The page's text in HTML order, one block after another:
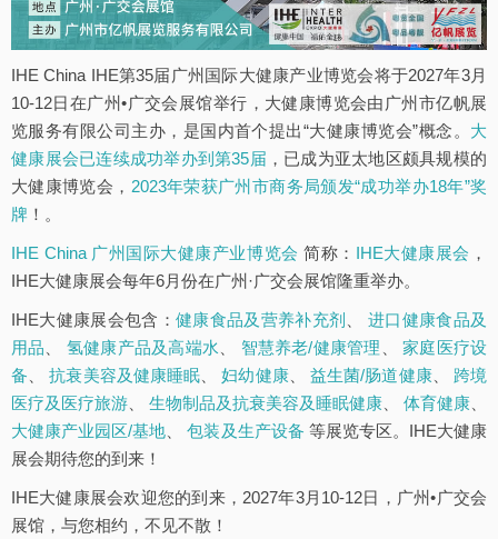
IHE China IHE第35届广州国际大健康产业博览会将于2027年3月
10-12日在广州•广交会展馆举行，大健康博览会由广州市亿帆展
览服务有限公司主办，是国内首个提出“大健康博览会”概念。 大
健康展会已连续成功举办到第35届 ，已成为亚太地区颇具规模的
大健康博览会， 2023年荣获广州市商务局颁发“成功举办18年”奖
牌 ！。
IHE China 广州国际大健康产业博览会 简称： IHE大健康展会 ，
IHE大健康展会每年6月份在广州·广交会展馆隆重举办。
IHE大健康展会包含： 健康食品及营养补充剂 、进口健康食品及
用品
氢健康产品及高端水 智慧养老/健康管理 、家庭医疗设
备 、抗衰美容及健康睡眠 、妇幼健康、 益生菌/肠道健康、 跨境
医疗及医疗旅游
生物制品及抗衰美容及睡眠健康 体育健康
大健康产业园区/基地 、包装及生产设备 等展览专区。IHE大健康
展会期待您的到来！
IHE大健康展会欢迎您的到来，2027年3月10-12日，广州•广交会
展馆，与您相约，不见不散！